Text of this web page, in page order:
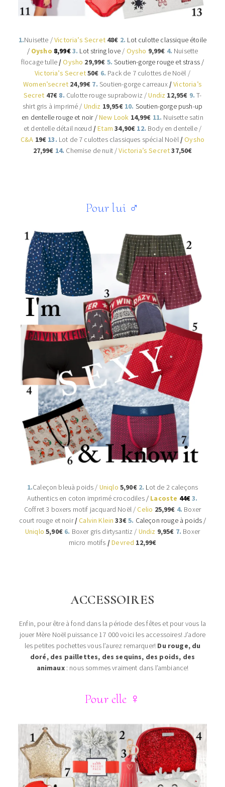
1.Nuisette /Victoria’s Secret48€ 2. Lot culotte classique étoile
/ Oysho 8,99€3. Lot string love / Oysho 9,99€ 4. Nuisette
flocage tulle /Oysho 29,99€ 5.Soutien-gorge rouge et strass /
Victoria’s Secret50€ 6. Pack de 7 culottes de Noël /
Women’secret 24,99€ 7. Soutien-gorge carreaux/Victoria’s
Secret 47€ 8. Culotte rouge suprabowiz /Undiz 12,95€ 9. T-
shirt gris à imprimé / Undiz 19,95€ 10. Soutien-gorge push-up
en dentelle rouge et noir /New Look 14,99€ 11. Nuisette satin
et dentelle détail nœud /Etam 34,90€ 12. Body en dentelle /
C&A 19€ 13. Lot de 7 culottes classiques spécial Noël/Oysho
27,99€ 14. Chemise de nuit /Victoria’s Secret37,50€
Pour lui ♂
1.Caleçon bleuà poids / Uniqlo 5,90€ 2. L ot de 2 caleçons
Authentics en coton imprimé crocodiles / Lacoste 44€3.
Coffret 3 boxers motif jacquard Noël /Celio 25,99€ 4. Boxer
court rouge et noir/Calvin Klein 33€5. Caleçon rouge à poids /
Uniqlo 5,90€ 6. Boxer gris dirtysantiz / Undiz 9,95€ 7. Boxer
micro motifs /Devred 12,99€
ACCESSOIRES
Enfin, pour être à fond dans la période des fêtes et pour vous la
jouer Mère Noël puissance 17 000 voici les accessoires! J’adore
les petites pochettes vous l’aurez remarquer! Du rouge, du
doré, des paillettes, des sequins, des poids, des
animaux : nous sommes vraiment dans l’ambiance!
Pour elle ♀